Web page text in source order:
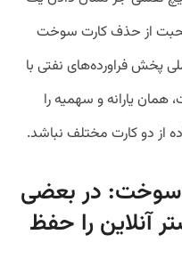
صحبت از حذف کارت سوخت
پخش فراورده‌های نفتی با
همان یارانه و سهمیه را
از دو کارت مختلف نباشد.
سوخت: در بعضی
آنلاین را حفظ